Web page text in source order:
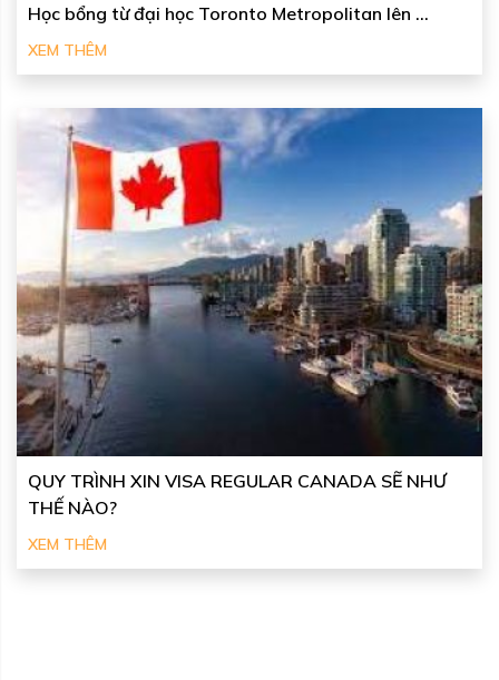
Học bổng từ đại học Toronto Metropolitan lên ...
XEM THÊM
QUY TRÌNH XIN VISA REGULAR CANADA SẼ NHƯ
THẾ NÀO?
XEM THÊM